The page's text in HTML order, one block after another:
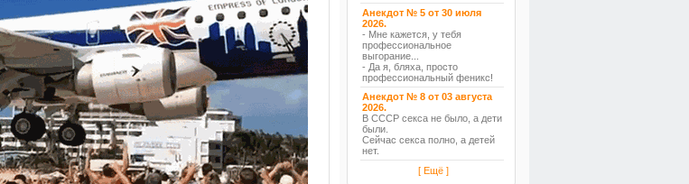
Анекдот № 5 от 30 июля
2026.
- Мне кажется, у тебя
профессиональное
выгорание...
- Да я, бляха, просто
профессиональный феникс!
Анекдот № 8 от 03 августа
2026.
В СССР секса не было, а дети
были.
Сейчас секса полно, а детей
нет.
[ Ещё ]